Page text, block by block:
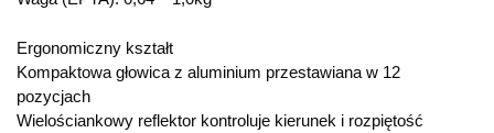
Ergonomiczny kształt
Kompaktowa głowica z aluminium przestawiana w 12
pozycjach
Wielościankowy reflektor kontroluje kierunek i rozpiętość